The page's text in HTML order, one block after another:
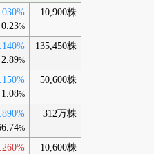
0.23%
10,900株
2.89%
135,450株
1.08%
50,600株
%
312万株
10,600株